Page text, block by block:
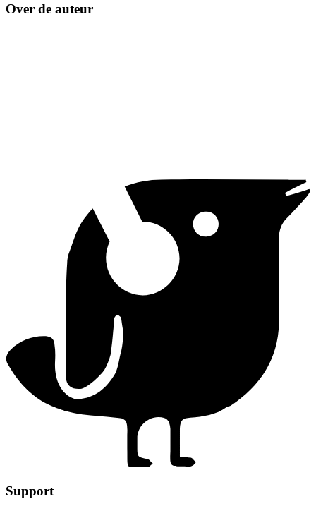
Over de auteur
Support